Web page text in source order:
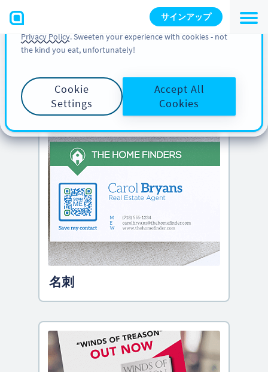
サインアップ
PRO のヒント
コードのアイデア
をご覧ください
名刺
You can also find more information about cookies, our
analytic activities and your rights in our Cookie Policy and
Privacy Policy. Sweeten your experience with cookies - not
the kind you eat, unfortunately!
Cookie
Settings
Accept All
Cookies